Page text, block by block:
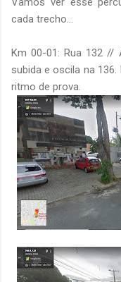
cada trecho...
Km 00-01: Rua 132 //
subida e oscila na
ritmo de prova.